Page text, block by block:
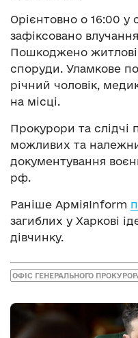
Орієнтовно о 16:00 у
зафіксовано
Пошкоджено житлові
споруди. Уламкове
річний чоловік,
на місці.
Прокурори та слідчі
можливих та
документування
рф.
Раніше АрміяInform
загиблих у Харкові
дівчинку.
ОФІС ГЕНЕРАЛЬНОГО